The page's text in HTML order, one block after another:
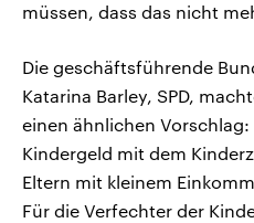
müssen, dass das nicht
Die geschäftsführende
Katarina Barley, SPD,
einen ähnlichen Vorschlag:
Kindergeld mit dem
Eltern mit kleinem
Für die Verfechter der